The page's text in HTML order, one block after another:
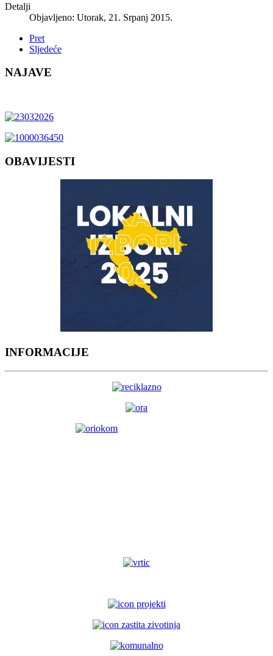
Detalji
Objavljeno: Utorak, 21. Srpanj 2015.
Pret
Sljedeće
NAJAVE
OBAVIJESTI
INFORMACIJE